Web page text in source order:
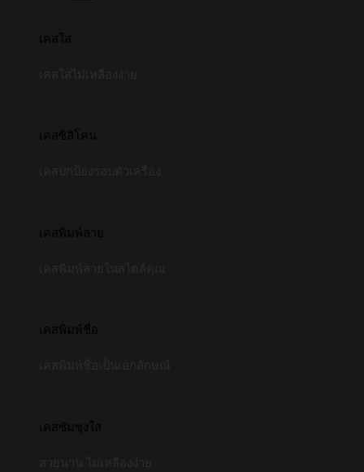
เคสใส
เคสซิลิโคน
เคสพิมพ์ลาย
เคสพิมพ์ชื่อ
เคสซัมซุงใส